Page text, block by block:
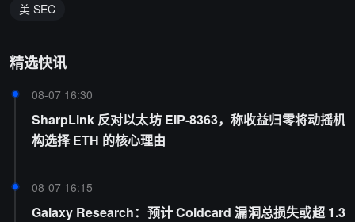
美 SEC
精选快讯
08-07 16:30
SharpLink 反对以太坊 EIP-8363，称收益归零将动摇机
构选择 ETH 的核心理由
08-07 16:15
Galaxy Research：预计 Coldcard 漏洞总损失或超 1.3